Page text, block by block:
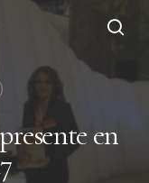
en